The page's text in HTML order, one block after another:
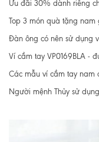
Ưu đãi 30% dành riêng
Top 3 món quà tặng
Đàn ông có nên sử dụng
Ví cầm tay VP0169BLA -
Các mẫu ví cầm tay nam
Người mệnh Thủy sử